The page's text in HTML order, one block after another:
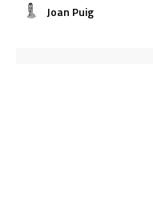
Joan Puig